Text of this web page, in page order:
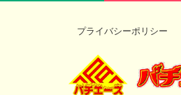
プライバシーポリシー